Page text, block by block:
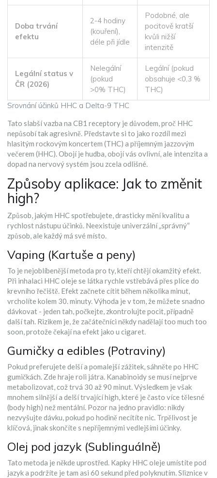
Srovnání účinků HHC a Delta-9 THC
Doba trvání
efektu
2-4 hodiny
(kouření),
déle při jídle
Podobné, ale
pocitově kratší
kvůli nižší
intenzitě
Legální status v
ČR (2026)
Nelegální
(pokud
>0% THC)
Legální (pokud
obsahuje <0,3 %
THC)
Tato slabší vazba na CB1 receptory je důvodem, proč HHC
nepůsobí tak agresivně. Představte si to jako rozdíl mezi
hlasitým rockovým koncertem (THC) a příjemným jazzovým
večerem (HHC). Obojí je hudba, obojí vás ovlivní, ale intenzita a
dopad na nervový systém jsou zcela odlišné.
Způsoby aplikace: Jak to změnit
high?
Způsob, jakým HHC spotřebujete, drasticky mění kvalitu a
rychlost nástupu účinků. Neexistuje univerzální „správný“
způsob, ale každý má své místo.
Vaping (Kartuše a peny)
To je nejoblíbenější metoda pro ty, kteří chtějí okamžitý efekt.
Při inhalaci HHC oleje se látka rychle vstřebává přes plíce do
krevního řečiště. Efekt začnete cítit během několika minut,
vrcholíte kolem 30. minuty. Výhoda je v tom, že můžete snadno
dávkovat - jeden tah, počkejte, zkontrolujte pocit, případně
další tah. Rizikem je, že začátečníci někdy nadělají too much too
soon, protože čekají na efekt jako u cigaret.
Gumičky a edibles (Potraviny)
Pokud preferujete delší a pomalejší zážitek, sáhněte po HHC
gumičkách. Zde hraje roli játra. Kanabinoidy se musí nejprve
metabolizovat, což trvá 30 až 90 minut. Výsledkem je však
mnohem silnější a delší trvající high, které je často více tělesné
(body high) než mentální. Pozor na jedno pravidlo: nikdy
nezvyšujte dávku, pokud po hodině necítíte nic. Trpělivost je
klíčová, jinak skončíte s nepříjemnými vedlejšími účinky.
Olej pod jazyk (Sublinguálně)
Tato metoda je někde uprostřed. Kapky HHC oleje umístíte pod
jazyk a podržíte je tam asi 60 sekund před polyknutím. Sliznice v